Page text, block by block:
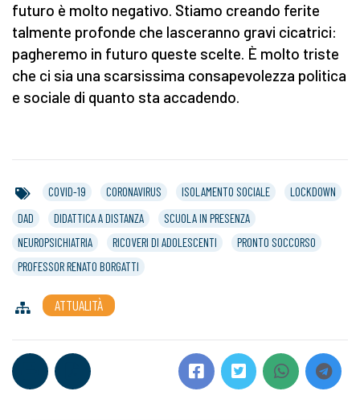
futuro è molto negativo. Stiamo creando ferite
talmente profonde che lasceranno gravi cicatrici:
pagheremo in futuro queste scelte. È molto triste
che ci sia una scarsissima consapevolezza politica
e sociale di quanto sta accadendo.
COVID-19 CORONAVIRUS ISOLAMENTO SOCIALE
LOCKDOWN
DAD
DIDATTICA A DISTANZA
SCUOLA IN PRESENZA
NEUROPSICHIATRIA
RICOVERI DI ADOLESCENTI
PRONTO SOCCORSO
PROFESSOR RENATO BORGATTI
ATTUALITÀ